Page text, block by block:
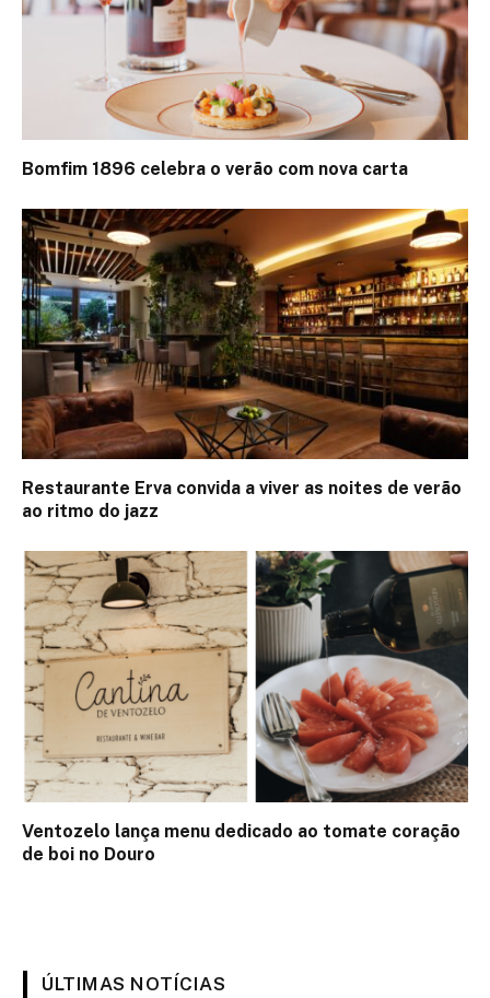
Bomfim 1896 celebra o verão com nova carta
Restaurante Erva convida a viver as noites de verão
ao ritmo do jazz
Ventozelo lança menu dedicado ao tomate coração
de boi no Douro
ÚLTIMAS NOTÍCIAS